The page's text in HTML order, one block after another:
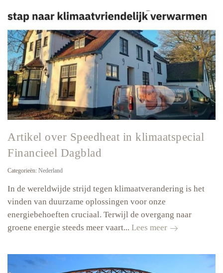
als
het
Artikel over Speedheat in klimaatspecial
Financieel Dagblad
Categorieën: Nederland
In de wereldwijde strijd tegen klimaatverandering is het
vinden van duurzame oplossingen voor onze
energiebehoeften cruciaal. Terwijl de overgang naar
groene energie steeds meer vaart... Lees meerArtikel
Speedheat